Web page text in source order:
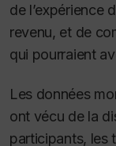
de l’expérience
revenu, et de
qui pourraient
Les données
ont vécu de la
participants, les